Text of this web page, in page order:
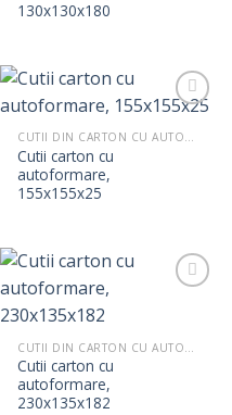
130x130x180
CUTII DIN CARTON CU AUTOFORMARE
Cutii carton cu
autoformare,
155x155x25
Cutii carton cu
autoformare,
230x135x182